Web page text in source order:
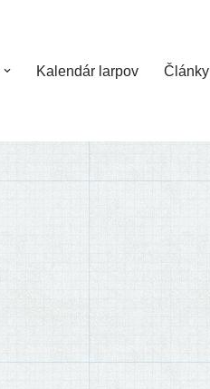
Kalendár larpov Články